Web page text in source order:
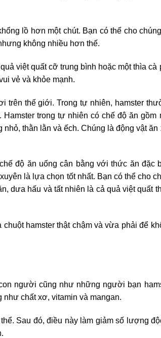
lồ hơn một chút. Bạn có thể cho
không nhiều hơn thế.
việt quất cỡ trung bình hoặc một thìa cà
vẻ và khỏe mạnh.
trên thế giới. Trong tự nhiên, hamster
trong tự nhiên có chế độ ăn gồm
thằn lằn và ếch. Chúng là động vật ăn
độ ăn uống cân bằng với thức ăn đặc
là lựa chọn tốt nhất. Bạn có thể cho
dưa hấu và tất nhiên là cả quả việt quất
hamster thật chậm và vừa phải để
người cũng như những người bạn
như chất xơ, vitamin và mangan.
Sau đó, điều này làm giảm số lượng